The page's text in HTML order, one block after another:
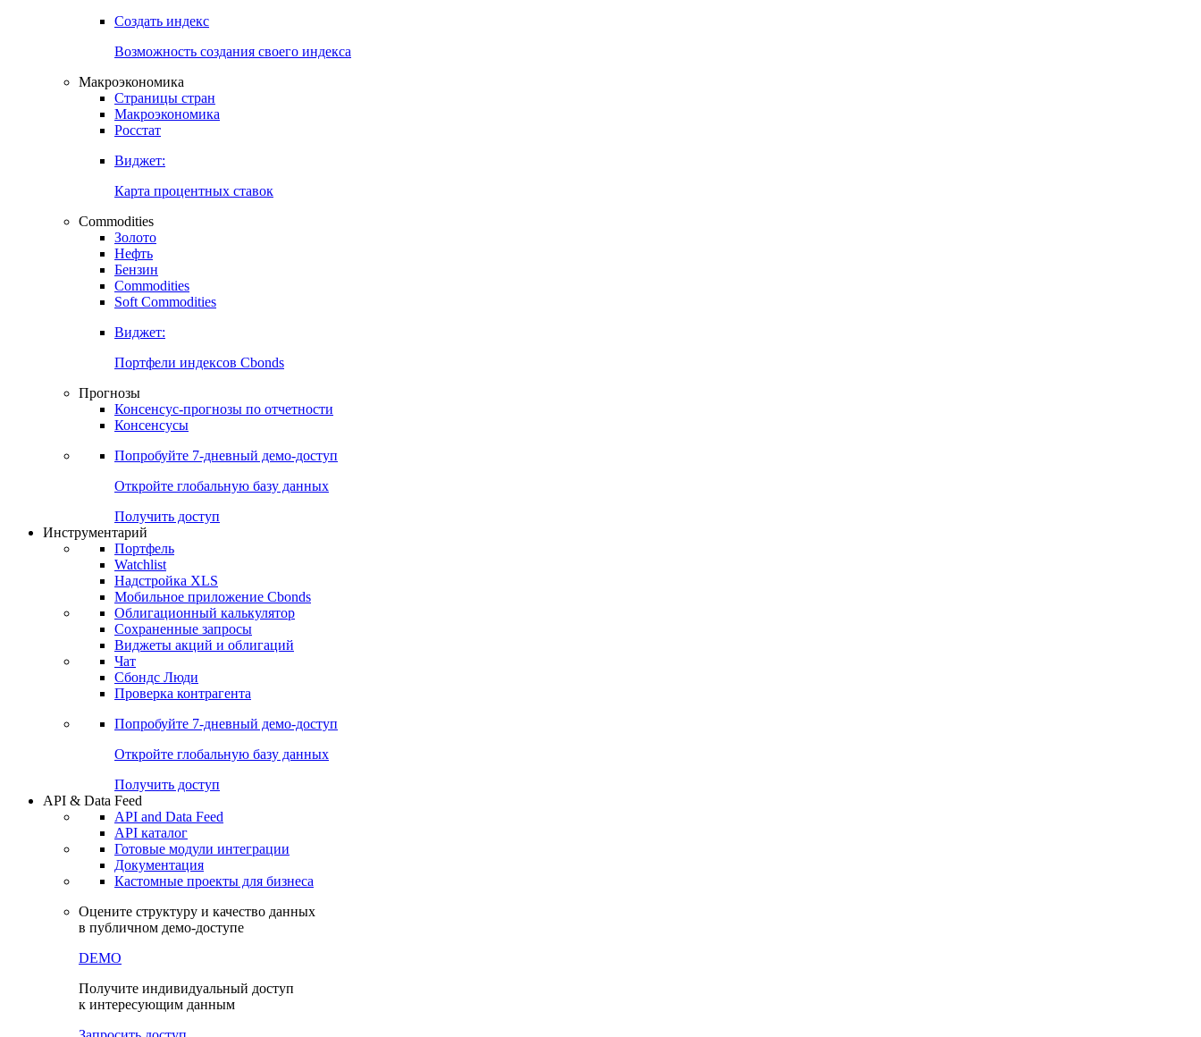
Создать индекс
Возможность создания своего индекса
Макроэкономика
Страницы стран
Макроэкономика
Росстат
Виджет:
Карта процентных ставок
Commodities
Золото
Нефть
Бензин
Commodities
Soft Commodities
Виджет:
Портфели индексов Cbonds
Прогнозы
Консенсус-прогнозы по отчетности
Консенсусы
Попробуйте 7-дневный демо-доступ
Откройте глобальную базу данных
Получить доступ
Инструментарий
Портфель
Watchlist
Надстройка XLS
Мобильное приложение Cbonds
Облигационный калькулятор
Сохраненные запросы
Виджеты акций и облигаций
Чат
Сбондс Люди
Проверка контрагента
Попробуйте 7-дневный демо-доступ
Откройте глобальную базу данных
Получить доступ
API & Data Feed
API and Data Feed
API каталог
Готовые модули интеграции
Документация
Кастомные проекты для бизнеса
Оцените структуру и качество данных
в публичном демо-доступе
DEMO
Получите индивидуальный доступ
к интересующим данным